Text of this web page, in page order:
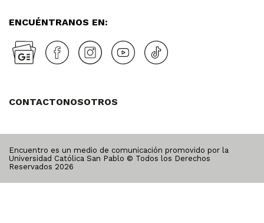
ENCUÉNTRANOS EN:
CONTACTONOSOTROS
Encuentro es un medio de comunicación promovido por la
Universidad Católica San Pablo © Todos los Derechos
Reservados 2026